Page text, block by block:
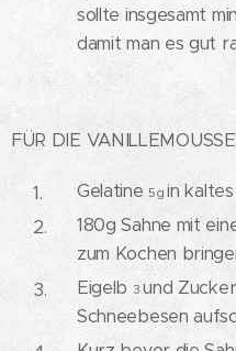
sollte insgesamt
damit man es gut
FÜR DIE VANILLEMOUSSE
Gelatine5g in
180g Sahne mit
zum Kochen
Eigelb 3und Zucker
Schneebesen